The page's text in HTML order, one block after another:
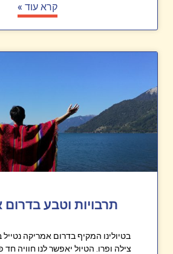
קרא עוד »
תרבויות וטבע
בטיולינו המקיף בדרום אמריקה נטייל
צילה ופרו. הטיול יאפשר לנו חוויה